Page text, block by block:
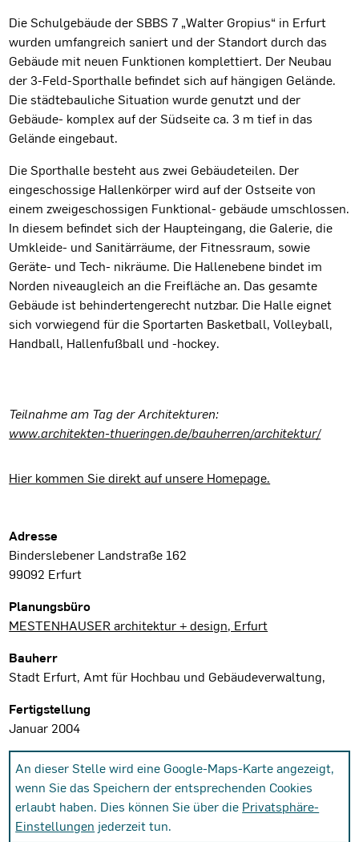
Die Schulgebäude der SBBS 7 „Walter Gropius“ in Erfurt
wurden umfangreich saniert und der Standort durch das
Gebäude mit neuen Funktionen komplettiert. Der Neubau
der 3-Feld-Sporthalle befindet sich auf hängigen Gelände.
Die städtebauliche Situation wurde genutzt und der
Gebäude- komplex auf der Südseite ca. 3 m tief in das
Gelände eingebaut.
Die Sporthalle besteht aus zwei Gebäudeteilen. Der
eingeschossige Hallenkörper wird auf der Ostseite von
einem zweigeschossigen Funktional- gebäude umschlossen.
In diesem befindet sich der Haupteingang, die Galerie, die
Umkleide- und Sanitärräume, der Fitnessraum, sowie
Geräte- und Tech- nikräume. Die Hallenebene bindet im
Norden niveaugleich an die Freifläche an. Das gesamte
Gebäude ist behindertengerecht nutzbar. Die Halle eignet
sich vorwiegend für die Sportarten Basketball, Volleyball,
Handball, Hallenfußball und -hockey.
Teilnahme am Tag der Architekturen:
www.architekten-thueringen.de/bauherren/architektur/
Hier kommen Sie direkt auf unsere Homepage.
Projektdaten
Adresse
Binderslebener Landstraße 162
99092 Erfurt
Planungsbüro
MESTENHAUSER architektur + design, Erfurt
Bauherr
Stadt Erfurt, Amt für Hochbau und Gebäudeverwaltung,
Fertigstellung
Januar 2004
An dieser Stelle wird eine Google-Maps-Karte angezeigt,
wenn Sie das Speichern der entsprechenden Cookies
erlaubt haben. Dies können Sie über die Privatsphäre-
Einstellungen jederzeit tun.